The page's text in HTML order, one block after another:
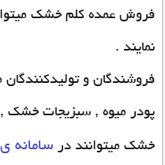
فروش عمده کلم خشک
نمایند .
فروشندگان و
پودر میوه , سبزیجات خشک
خشک میتوانند درسامانه